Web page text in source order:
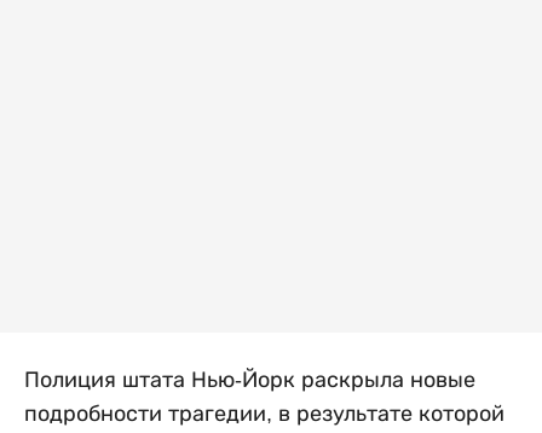
Полиция штата Нью-Йорк раскрыла новые
подробности трагедии, в результате которой